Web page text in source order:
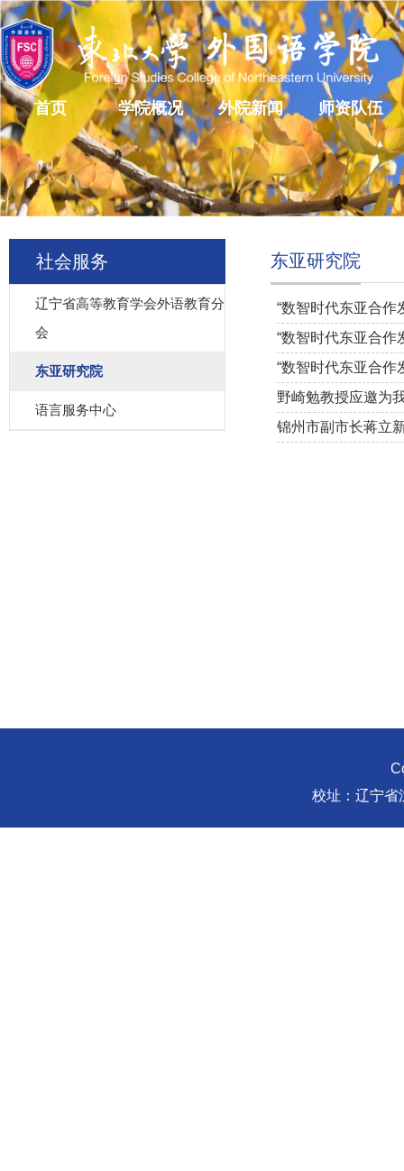
首页 学院概况 外院新闻 师资队伍
社会服务
辽宁省高等教育学会外语教育分
会
东亚研究院
语言服务中心
东亚研究院
“数智时代东亚合作
“数智时代东亚合作
“数智时代东亚合作
野崎勉教授应邀为
锦州市副市长蒋立
校址：辽宁